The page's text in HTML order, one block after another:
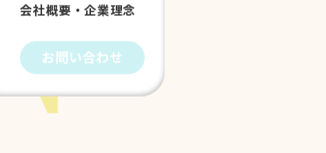
会社概要・企業理念
お問い合わせ